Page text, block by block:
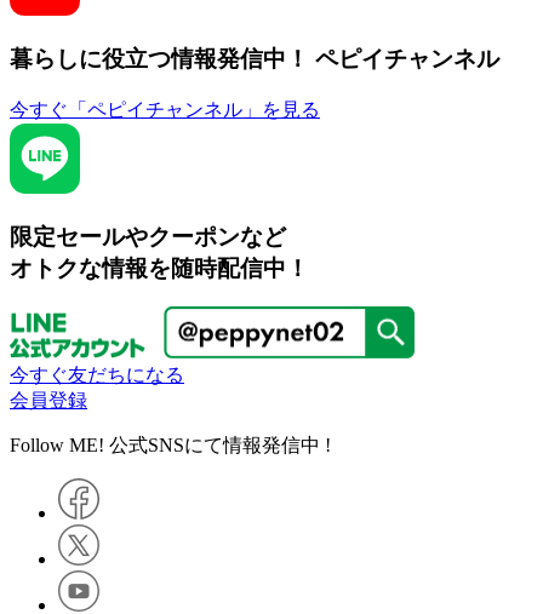
暮らしに役立つ情報発信中！ ペピイチャンネル
今すぐ「ペピイチャンネル」を見る
限定セールやクーポンなど
オトクな情報を随時配信中！
今すぐ友だちになる
会員登録
Follow ME! 公式SNSにて情報発信中 !